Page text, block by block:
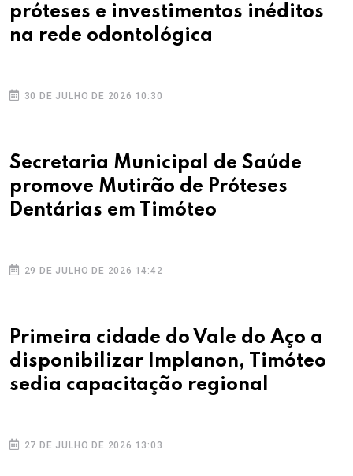
próteses e investimentos inéditos
na rede odontológica
30 DE JULHO DE 2026 10:30
Secretaria Municipal de Saúde
promove Mutirão de Próteses
Dentárias em Timóteo
29 DE JULHO DE 2026 14:42
Primeira cidade do Vale do Aço a
disponibilizar Implanon, Timóteo
sedia capacitação regional
27 DE JULHO DE 2026 13:03